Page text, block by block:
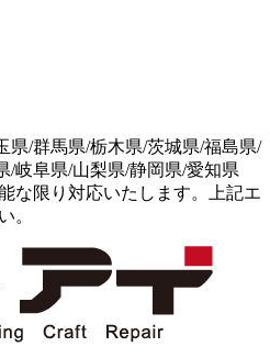
県/群馬県/栃木県/茨城県/福島県/
/岐阜県/山梨県/静岡県/愛知県
な限り対応いたします。上記エ
。